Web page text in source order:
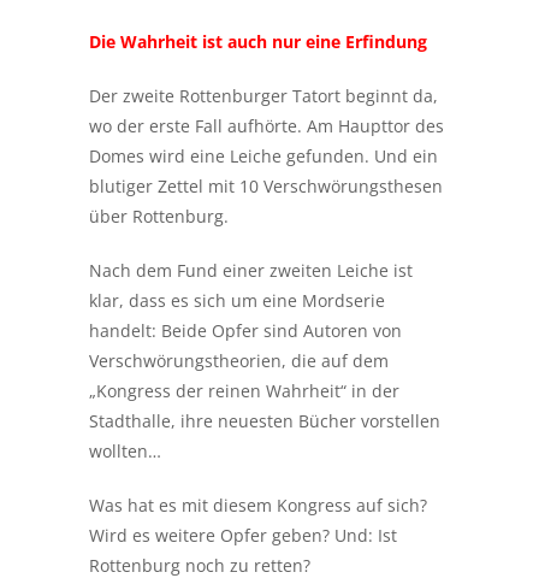
Die Wahrheit ist auch nur eine Erfindung
Der zweite Rottenburger Tatort beginnt da,
wo der erste Fall aufhörte. Am Haupttor des
Domes wird eine Leiche gefunden. Und ein
blutiger Zettel mit 10 Verschwörungsthesen
über Rottenburg.
Nach dem Fund einer zweiten Leiche ist
klar, dass es sich um eine Mordserie
handelt: Beide Opfer sind Autoren von
Verschwörungstheorien, die auf dem
„Kongress der reinen Wahrheit“ in der
Stadthalle, ihre neuesten Bücher vorstellen
wollten…
Was hat es mit diesem Kongress auf sich?
Wird es weitere Opfer geben? Und: Ist
Rottenburg noch zu retten?